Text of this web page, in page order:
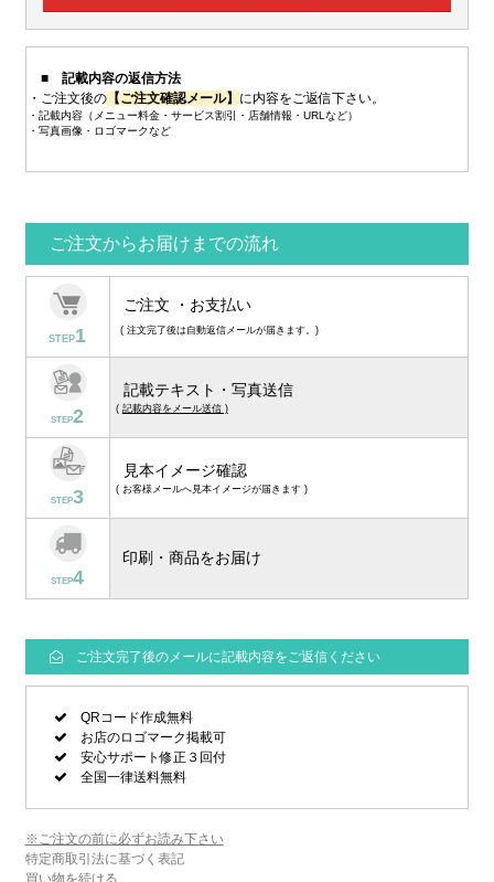
■ 記載内容の返信方法
・ご注文後の【ご注文確認メール】 に内容をご返信下さい。
・記載内容（メニュー料金・サービス割引・店舗情報・URLなど）
・写真画像・ロゴマークなど
ご注文からお届けまでの流れ
STEP1
ご注文 ・お支払い
( 注文完了後は自動返信メールが届きます。)
STEP2
記載テキスト・写真送信
( 記載内容をメール送信 )
STEP3
見本イメージ確認
( お客様メールへ見本イメージが届きます )
STEP4
印刷・商品をお届け
ご注文完了後のメールに記載内容をご返信ください
QRコード作成無料
お店のロゴマーク掲載可
安心サポート修正３回付
全国一律送料無料
※ご注文の前に必ずお読み下さい
特定商取引法に基づく表記
買い物を続ける